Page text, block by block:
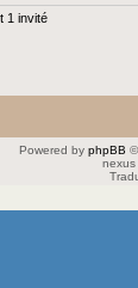
1 invité
Powered by phpBB